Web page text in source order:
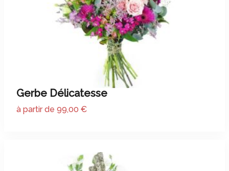
Gerbe Délicatesse
à partir de 99,00 €